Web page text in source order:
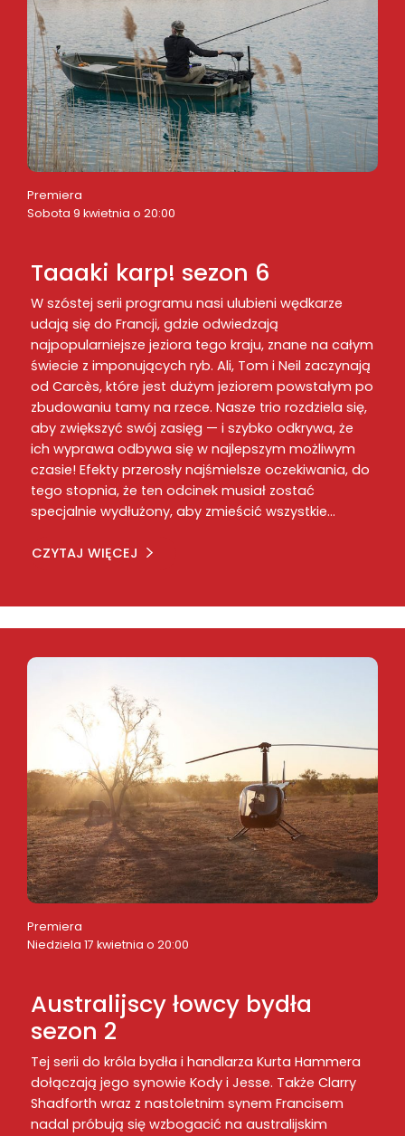
Premiera
Sobota 9 kwietnia o 20:00
Taaaki karp! sezon 6
W szóstej serii programu nasi ulubieni wędkarze
udają się do Francji, gdzie odwiedzają
najpopularniejsze jeziora tego kraju, znane na całym
świecie z imponujących ryb. Ali, Tom i Neil zaczynają
od Carcès, które jest dużym jeziorem powstałym po
zbudowaniu tamy na rzece. Nasze trio rozdziela się,
aby zwiększyć swój zasięg — i szybko odkrywa, że
ich wyprawa odbywa się w najlepszym możliwym
czasie! Efekty przerosły najśmielsze oczekiwania, do
tego stopnia, że ten odcinek musiał zostać
specjalnie wydłużony, aby zmieścić wszystkie…
CZYTAJ WIĘCEJ
Premiera
Niedziela 17 kwietnia o 20:00
Australijscy łowcy bydła
sezon 2
Tej serii do króla bydła i handlarza Kurta Hammera
dołączają jego synowie Kody i Jesse. Także Clarry
Shadforth wraz z nastoletnim synem Francisem
nadal próbują się wzbogacić na australijskim